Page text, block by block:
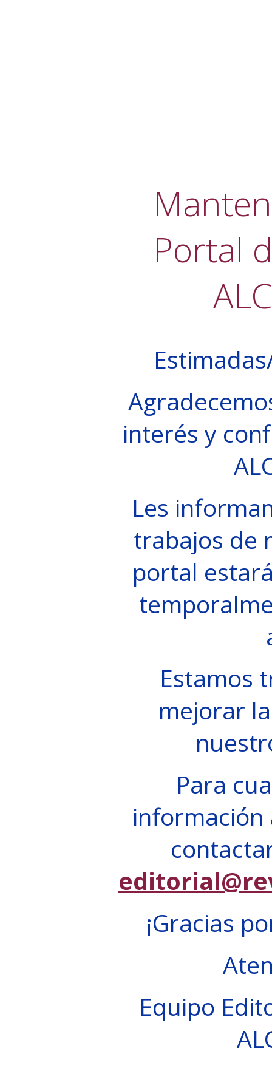
Portal
interés y
Les
trabajos de
portal
Estamos
mejorar
Para
información
¡Gracias
Equipo